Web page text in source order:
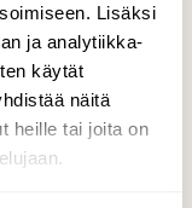
Lisäksi
ja analytiikka-
käytät
näitä
heille tai joita on
pönttöjä
talitintit.